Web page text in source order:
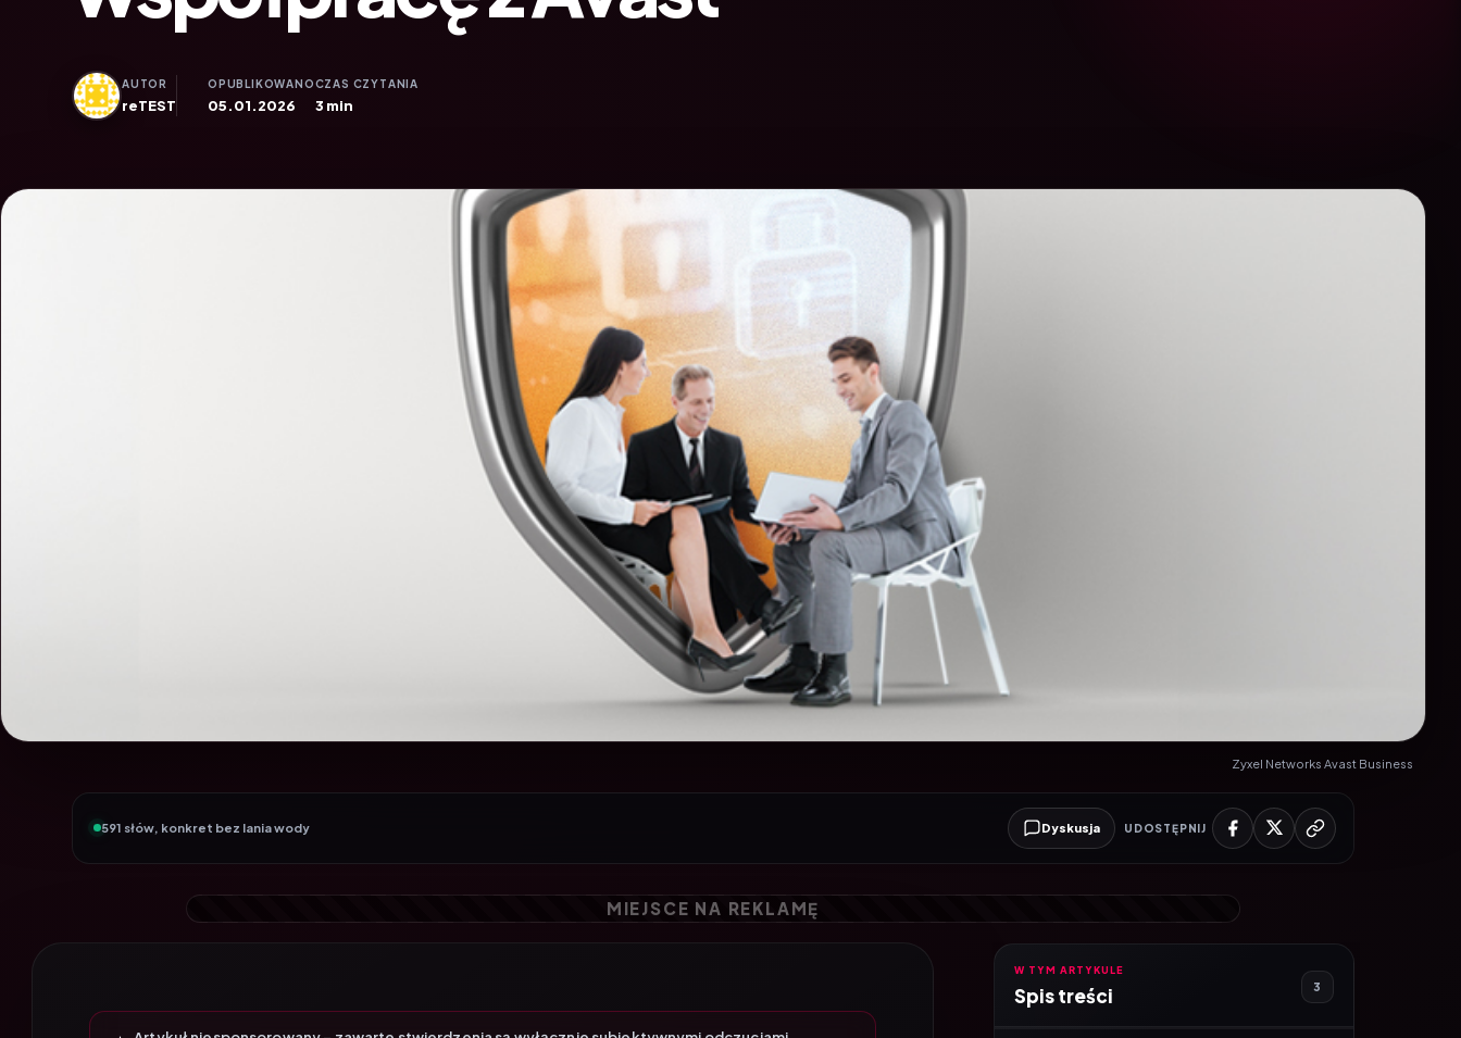
AUTOR
reTEST
OPUBLIKOWANO
05.01.2026
CZAS CZYTANIA
3 min
Zyxel Networks Avast Business
591 słów, konkret bez lania wody Dyskusja UDOSTĘPNIJ
Artykuł niesponsorowany – zawarte stwierdzenia są wyłącznie subiektywnymi odczuciami
redaktora.
W TYM ARTYKULE
Spis treści